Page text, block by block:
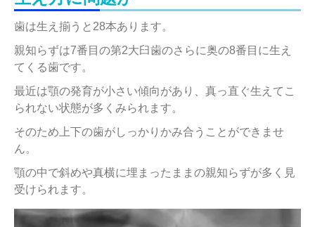
歯は生え揃うと28本あります。
親知らずは7番目の第2大臼歯のさらに奥の8番目に生え
てくる歯です。
最近は顎の発育が小さい傾向があり、真っ直ぐ生えてこ
られない状態が多くみられます。
そのため上下の歯がしっかりかみ合うことができませ
ん。
顎の中で斜めや真横に埋まったままの親知らずが多く見
受けられます。